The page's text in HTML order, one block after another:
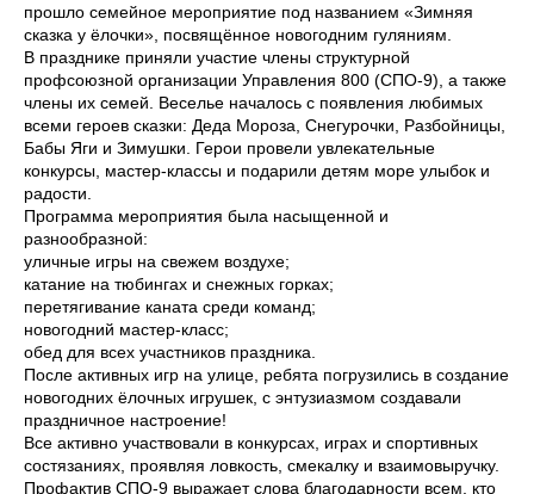
прошло семейное мероприятие под названием «Зимняя
сказка у ёлочки», посвящённое новогодним гуляниям.
В празднике приняли участие члены структурной
профсоюзной организации Управления 800 (СПО-9), а также
члены их семей. Веселье началось с появления любимых
всеми героев сказки: Деда Мороза, Снегурочки, Разбойницы,
Бабы Яги и Зимушки. Герои провели увлекательные
конкурсы, мастер-классы и подарили детям море улыбок и
радости.
Программа мероприятия была насыщенной и
разнообразной:
уличные игры на свежем воздухе;
катание на тюбингах и снежных горках;
перетягивание каната среди команд;
новогодний мастер-класс;
обед для всех участников праздника.
После активных игр на улице, ребята погрузились в создание
новогодних ёлочных игрушек, с энтузиазмом создавали
праздничное настроение!
Все активно участвовали в конкурсах, играх и спортивных
состязаниях, проявляя ловкость, смекалку и взаимовыручку.
Профактив СПО-9 выражает слова благодарности всем, кто